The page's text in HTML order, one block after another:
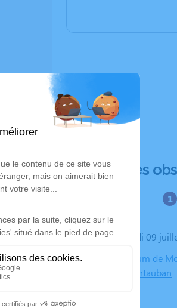
Déroulé des
Le mercredi 09
Crématorium de
82000 Montauban